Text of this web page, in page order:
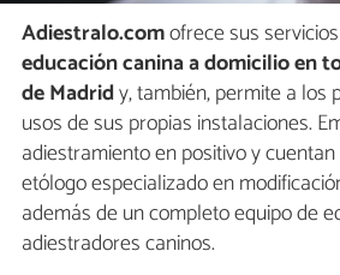
Adiestralo.comofrece sus
educación canina a domicilio en
de Madridy, también, permite a los
usos de sus propias instalaciones.
adiestramiento en positivo y
etólogo especializado en
además de un completo equipo de
adiestradores caninos.